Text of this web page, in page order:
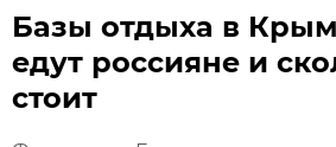
Базы отдыха в
едут россияне и
стоит